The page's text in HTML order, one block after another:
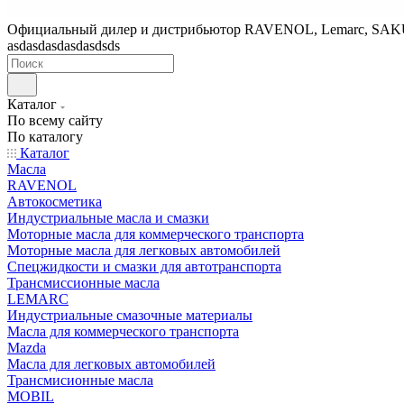
Официальный дилер и дистрибьютор RAVENOL, Lemarc,
asdasdasdasdasdsds
Каталог
По всему сайту
По каталогу
Каталог
Масла
RAVENOL
Автокосметика
Индустриальные масла и смазки
Моторные масла для коммерческого транспорта
Моторные масла для легковых автомобилей
Спецжидкости и смазки для автотранспорта
Трансмиссионные масла
LEMARC
Индустриальные смазочные материалы
Масла для коммерческого транспорта
Mazda
Масла для легковых автомобилей
Трансмисионные масла
MOBIL